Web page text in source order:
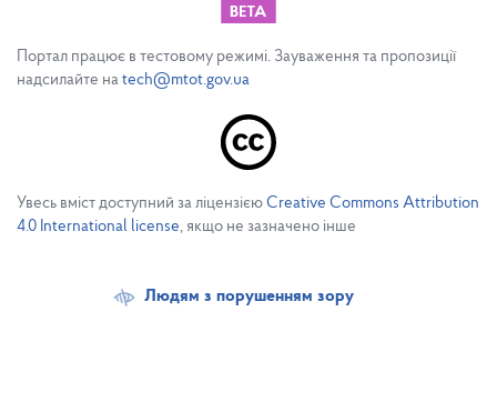
Портал працює в тестовому режимі. Зауваження та пропозиції
надсилайте на tech@mtot.gov.ua
Увесь вміст доступний за ліцензією Creative Commons Attribution
4.0 International license, якщо не зазначено інше
Людям з порушенням зору